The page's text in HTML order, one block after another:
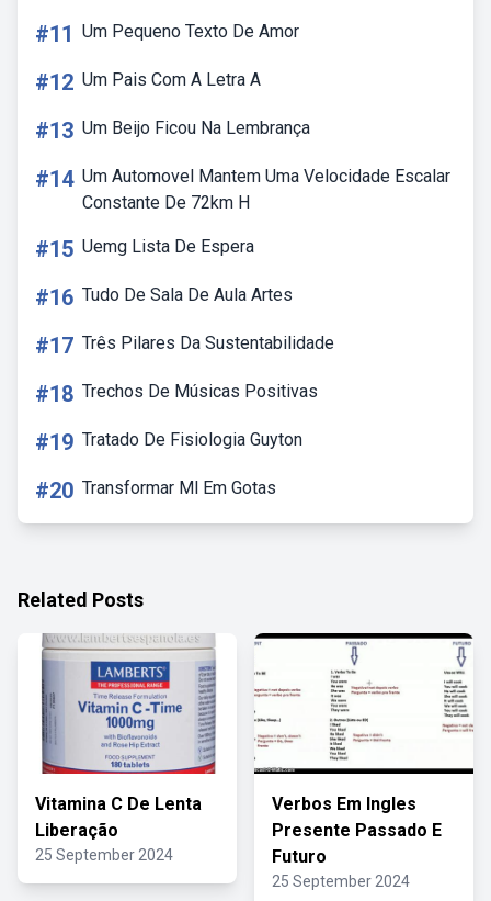
#11 Um Pequeno Texto De Amor
#12 Um Pais Com A Letra A
#13 Um Beijo Ficou Na Lembrança
#14 Um Automovel Mantem Uma Velocidade Escalar
Constante De 72km H
#15 Uemg Lista De Espera
#16 Tudo De Sala De Aula Artes
#17 Três Pilares Da Sustentabilidade
#18 Trechos De Músicas Positivas
#19 Tratado De Fisiologia Guyton
#20 Transformar Ml Em Gotas
Related Posts
Vitamina C De Lenta
Liberação
25 September 2024
Verbos Em Ingles
Presente Passado E
Futuro
25 September 2024